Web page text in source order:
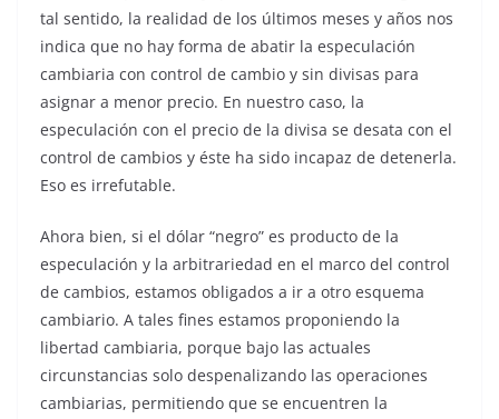
tal sentido, la realidad de los últimos meses y años nos
indica que no hay forma de abatir la especulación
cambiaria con control de cambio y sin divisas para
asignar a menor precio. En nuestro caso, la
especulación con el precio de la divisa se desata con el
control de cambios y éste ha sido incapaz de detenerla.
Eso es irrefutable.
Ahora bien, si el dólar “negro” es producto de la
especulación y la arbitrariedad en el marco del control
de cambios, estamos obligados a ir a otro esquema
cambiario. A tales fines estamos proponiendo la
libertad cambiaria, porque bajo las actuales
circunstancias solo despenalizando las operaciones
cambiarias, permitiendo que se encuentren la